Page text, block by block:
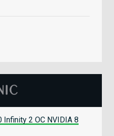
Infinity 2 OC NVIDIA 8